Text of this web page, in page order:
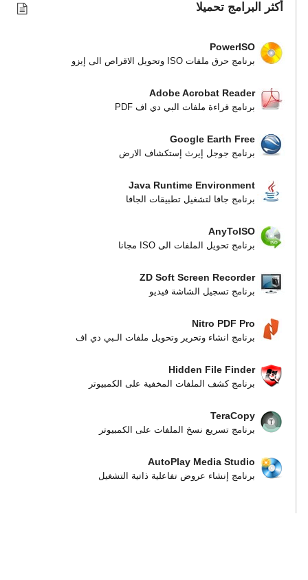
أكثر البرامج تحميلا
PowerISO
برنامج حرق ملفات ISO وتحويل الاقراص الى إيزو
Adobe Acrobat Reader
برنامج قراءة ملفات البي دي اف PDF
Google Earth Free
برنامج جوجل إيرث إستكشاف الارض
Java Runtime Environment
برنامج جافا لتشغيل تطبيقات الجافا
AnyToISO
برنامج تحويل الملفات الى ISO مجانا
ZD Soft Screen Recorder
برنامج تسجيل الشاشة فيديو
Nitro PDF Pro
برنامج انشاء وتحرير وتحويل ملفات الـبي دي اف
Hidden File Finder
برنامج كشف الملفات المخفية على الكمبيوتر
TeraCopy
برنامج تسريع نسخ الملفات على الكمبيوتر
AutoPlay Media Studio
برنامج إنشاء عروض تفاعلية ذاتية التشغيل